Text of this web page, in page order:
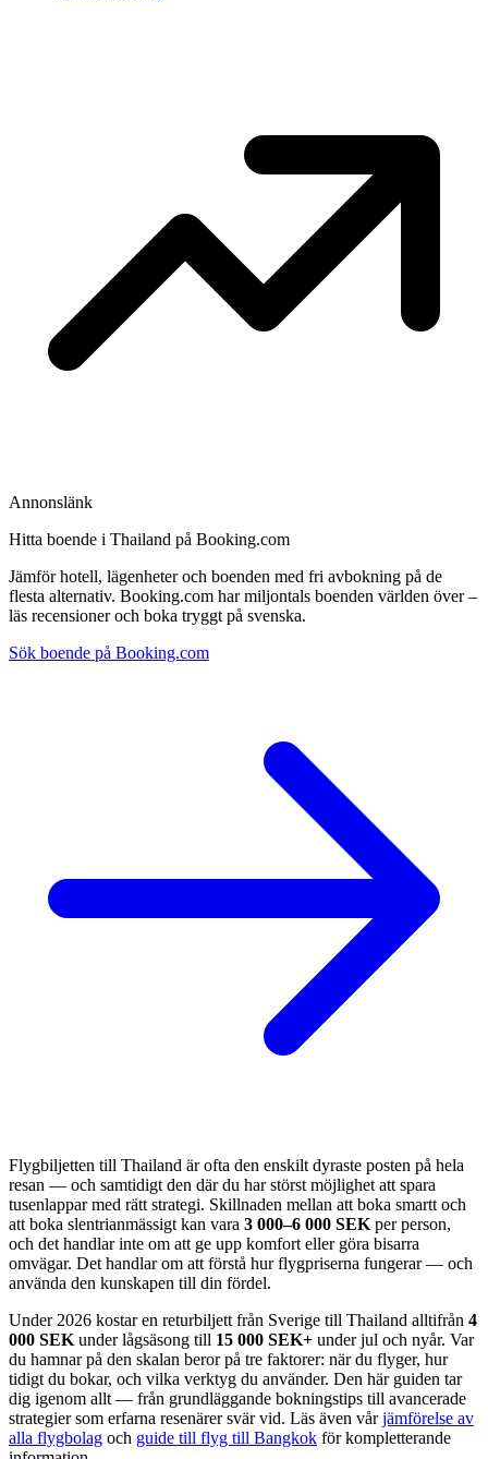
Annonslänk
Hitta boende i Thailand på Booking.com
Jämför hotell, lägenheter och boenden med fri avbokning på de
flesta alternativ. Booking.com har miljontals boenden världen över –
läs recensioner och boka tryggt på svenska.
Sök boende på Booking.com
Flygbiljetten till Thailand är ofta den enskilt dyraste posten på hela
resan — och samtidigt den där du har störst möjlighet att spara
tusenlappar med rätt strategi. Skillnaden mellan att boka smartt och
att boka slentrianmässigt kan vara 3 000–6 000 SEK per person,
och det handlar inte om att ge upp komfort eller göra bisarra
omvägar. Det handlar om att förstå hur flygpriserna fungerar — och
använda den kunskapen till din fördel.
Under 2026 kostar en returbiljett från Sverige till Thailand alltifrån 4
000 SEK under lågsäsong till 15 000 SEK+ under jul och nyår. Var
du hamnar på den skalan beror på tre faktorer: när du flyger, hur
tidigt du bokar, och vilka verktyg du använder. Den här guiden tar
dig igenom allt — från grundläggande bokningstips till avancerade
strategier som erfarna resenärer svär vid. Läs även vårjämförelse av
alla flygbolag och guide till flyg till Bangkok för kompletterande